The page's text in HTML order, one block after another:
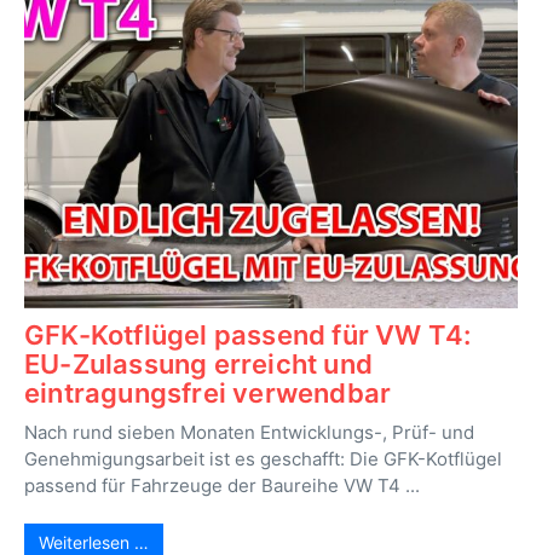
GFK-Kotflügel passend für VW T4:
EU-Zulassung erreicht und
eintragungsfrei verwendbar
Nach rund sieben Monaten Entwicklungs-, Prüf- und
Genehmigungsarbeit ist es geschafft: Die GFK-Kotflügel
passend für Fahrzeuge der Baureihe VW T4 ...
Weiterlesen …